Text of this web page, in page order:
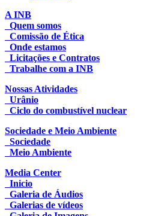
A INB
Quem somos
Comissão de Ética
Onde estamos
Licitações e Contratos
Trabalhe com a INB
Nossas Atividades
Urânio
Ciclo do combustível nuclear
Sociedade e Meio Ambiente
Sociedade
Meio Ambiente
Media Center
Inicio
Galeria de Áudios
Galerias de vídeos